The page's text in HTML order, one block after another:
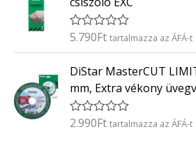
e
l
s
:
/
5
É
é
e
l
é
s
5.790Ft tartalmazza az ÁFÁ-t
DiStar MasterCUT
mm, Extra vékony
É
2.990Ft tartalmazza az ÁFÁ-t